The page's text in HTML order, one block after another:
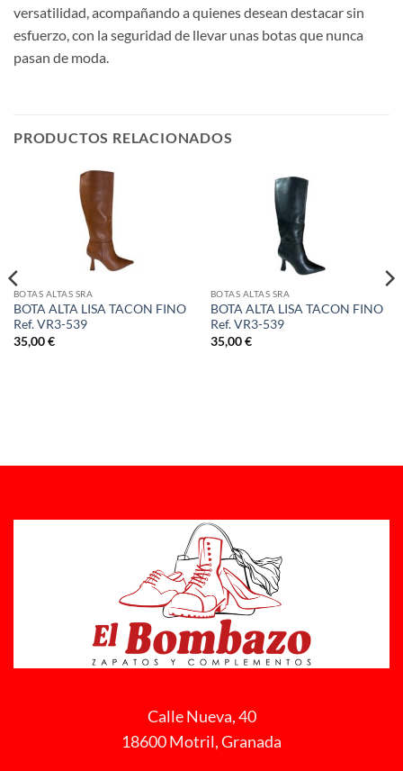
versatilidad, acompañando a quienes desean destacar sin
esfuerzo, con la seguridad de llevar unas botas que nunca
pasan de moda.
PRODUCTOS RELACIONADOS
BOTAS ALTAS SRA
BOTA ALTA LISA TACON FINO
Ref. VR3-539
35,00€
BOTAS ALTAS SRA
BOTA ALTA LISA TACON FINO
Ref. VR3-539
35,00€
Calle Nueva, 40
18600 Motril, Granada